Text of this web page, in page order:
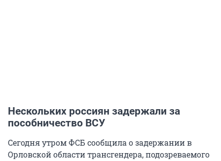
Нескольких россиян задержали за
пособничество ВСУ
Сегодня утром ФСБ сообщила о задержании в
Орловской области трансгендера, подозреваемого